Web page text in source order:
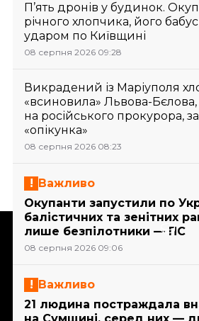
П’ять дронів у будинок.
річного хлопчика, його
ударом по Київщині
08 серпня 2026 09:28
Викрадений із Маріуполя
«всиновила» Львова-
на російського прокурора,
«опікунка»
08 серпня 2026 08:23
Важливо
Окупанти запустили по
балістичних та зенітних
лише безпілотники — ПС
08 серпня 2026 09:06
Важливо
21 людина постраждала
завдяки тобі.